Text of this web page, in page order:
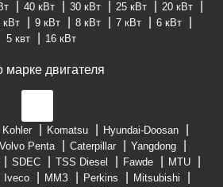
40 кВт 30 кВт 25 кВт
20 кВт
кВт 9 кВт 8 кВт 7 кВт
6 кВт
5 квт
16 кВт
марке двигателя
Kohler Komatsu
Hyundai-Doosan
Volvo Penta Caterpillar
Yangdong
SDEC TSS Diesel Fawde
MTU
Iveco ММЗ Perkins
Mitsubishi